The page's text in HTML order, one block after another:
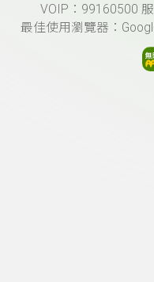
VOIP：99160500
最佳使用瀏覽器：